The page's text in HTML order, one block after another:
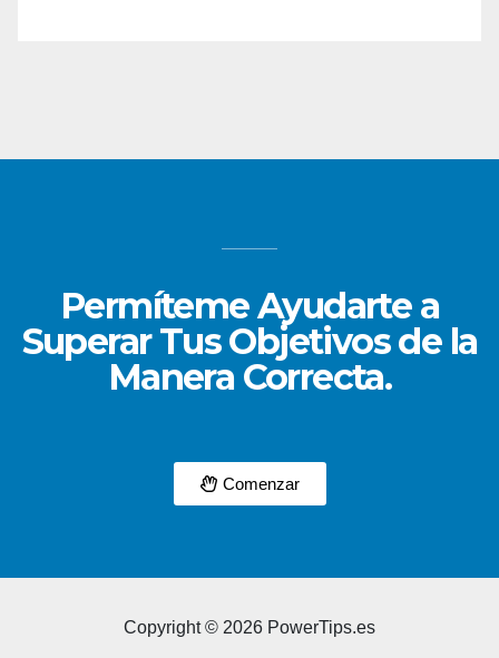
Permíteme Ayudarte a
Superar Tus Objetivos de la
Manera Correcta.
Comenzar
Copyright © 2026 PowerTips.es